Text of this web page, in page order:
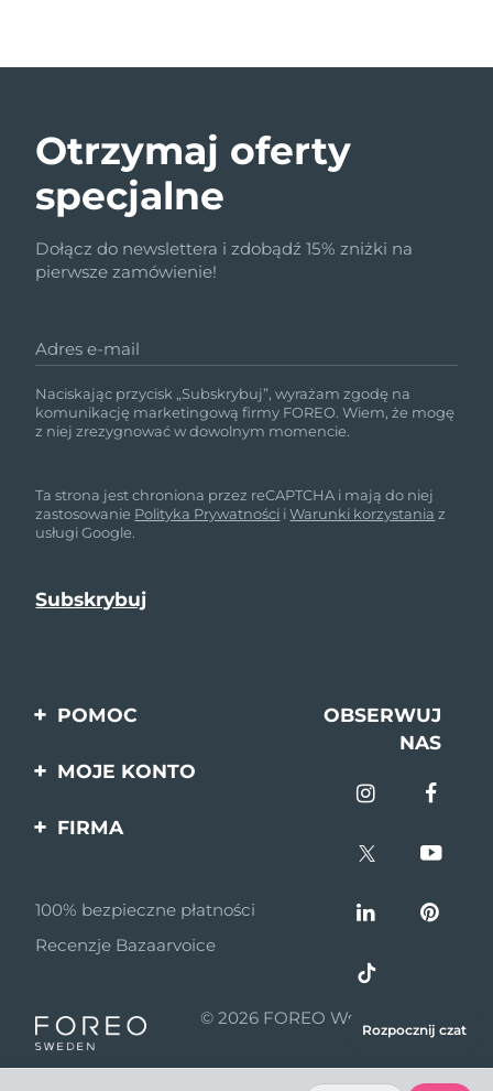
Otrzymaj oferty
specjalne
Dołącz do newslettera i zdobądź 15% zniżki na
pierwsze zamówienie!
Adres e-mail
Naciskając przycisk „Subskrybuj”, wyrażam zgodę na
komunikację marketingową firmy FOREO. Wiem, że mogę
z niej zrezygnować w dowolnym momencie.
Ta strona jest chroniona przez reCAPTCHA i mają do niej
zastosowanie Polityka Prywatności iWarunki korzystania z
usługi Google.
POMOC
Kontakt
OBSERWUJ
NAS
MOJE KONTO
FIRMA
Program partnerski
Wiadomości
MYSA
Dystrybutorzy
100% bezpieczne płatności
Recenzje Bazaarvoice
© 2026 FOREO Wszelkie prawa
zastrzeżone
Rozpocznij czat